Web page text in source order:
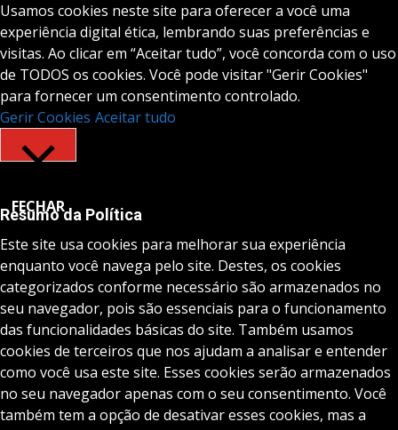
Usamos cookies neste site para oferecer a você uma
experiência digital ética, lembrando suas preferências e
visitas. Ao clicar em “Aceitar tudo”, você concorda com o uso
de TODOS os cookies. Você pode visitar "Gerir Cookies"
para fornecer um consentimento controlado.
Gerir Cookies Aceitar tudo
FECHAR
Resumo da Política
Este site usa cookies para melhorar sua experiência
enquanto você navega pelo site. Destes, os cookies
categorizados conforme necessário são armazenados no
seu navegador, pois são essenciais para o funcionamento
das funcionalidades básicas do site. Também usamos
cookies de terceiros que nos ajudam a analisar e entender
como você usa este site. Esses cookies serão armazenados
no seu navegador apenas com o seu consentimento. Você
também tem a opção de desativar esses cookies, mas a